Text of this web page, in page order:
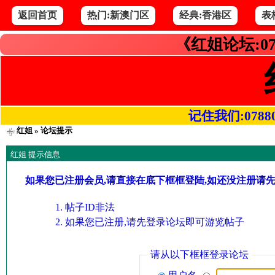
返回首页 热门:新澳门区 经典:香港区 表
《红姐论坛
记住我们
红姐» 论坛提示
红姐 提示信息
如果您已注册会员,请直接在底下框框登陆,如还没注册请
帖子ID非法
如果您已注册,请先登录论坛即可游览帖子
请从以下框框登录论坛